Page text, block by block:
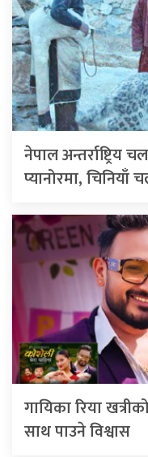
नेपाल अन्तर्राष्ट्रिय
प्यानोरमा, चिनियाँ
गायिका रिया
साथ पाउने विश्वास